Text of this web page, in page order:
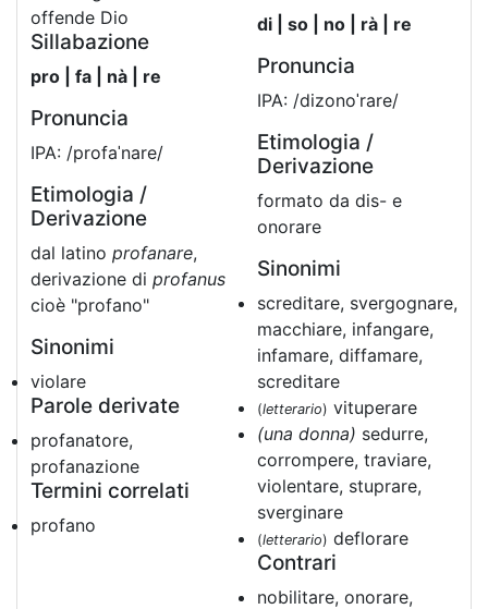
offende Dio
Sillabazione
pro | fa | nà | re
Pronuncia
IPA: /profaˈnare/
Etimologia /
Derivazione
dal latino profanare,
derivazione di profanus
cioè "profano"
Sinonimi
violare
Parole derivate
profanatore,
profanazione
Termini correlati
profano
di | so | no | rà | re
Pronuncia
IPA: /dizonoˈrare/
Etimologia /
Derivazione
formato da dis- e
onorare
Sinonimi
screditare, svergognare,
macchiare, infangare,
infamare, diffamare,
screditare
(letterario) vituperare
(una donna) sedurre,
corrompere, traviare,
violentare, stuprare,
sverginare
(letterario) deflorare
Contrari
nobilitare, onorare,